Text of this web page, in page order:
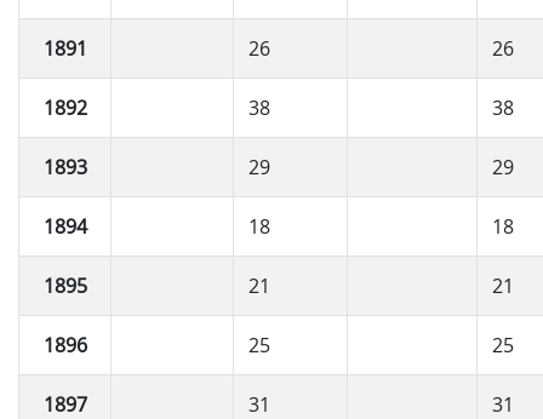
1891 26 26
1892 38 38
1893 29 29
1894 18 18
1895 21 21
1896 25 25
1897 31 31